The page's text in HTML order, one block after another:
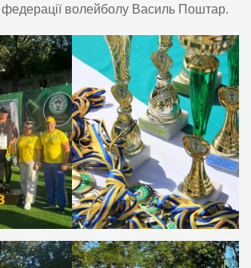
федерації волейболу Василь Поштар.